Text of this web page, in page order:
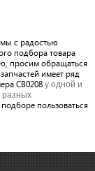
мы с радостью
подбора товара
просим обращаться
имеет ряд
CB0208 у одной и
разных
пользоваться